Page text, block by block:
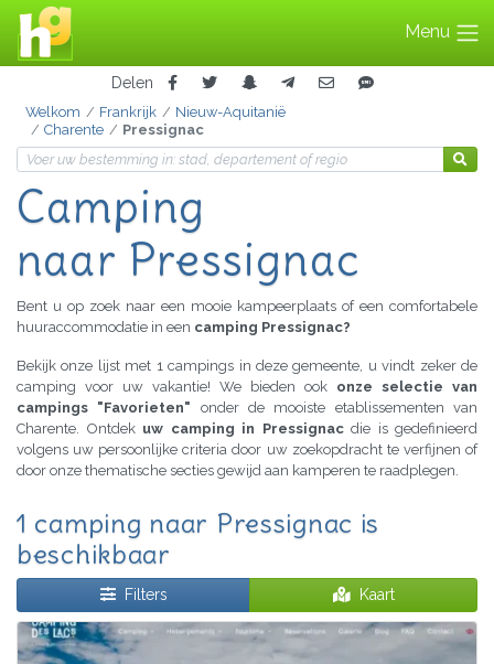
Menu
Delen
Welkom Frankrijk
Nieuw-Aquitanië
Charente
Pressignac
Camping
naar Pressignac
Bent u op zoek naar een mooie kampeerplaats of een comfortabele
huuraccommodatie in een camping Pressignac?
Bekijk onze lijst met 1 campings in deze gemeente, u vindt zeker de
camping voor uw vakantie! We bieden ook onze selectie van
campings "Favorieten" onder de mooiste etablissementen van
Charente. Ontdek uw camping in Pressignacdie is gedefinieerd
volgens uw persoonlijke criteria door uw zoekopdracht te verfijnen of
door onze thematische secties gewijd aan kamperen te raadplegen.
1 camping naar Pressignac is
beschikbaar
Filters Kaart